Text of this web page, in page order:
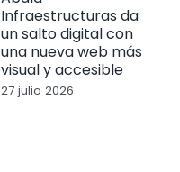
Infraestructuras da
un salto digital con
una nueva web más
visual y accesible
27 julio 2026